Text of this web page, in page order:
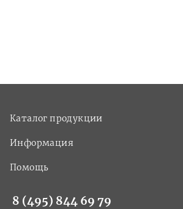
Каталог продукции
Информация
Помощь
8 (495) 844 69 79